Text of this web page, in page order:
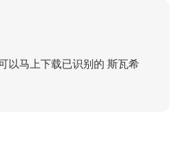
以马上下载已识别的 斯瓦希